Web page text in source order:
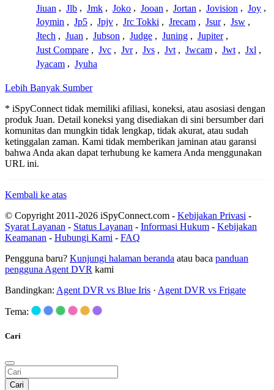
Jiuan , Jlb , Jmk , Joko , Jooan , Jortan , Jovision , Joy ,
Joymin , Jp5 , Jpjv , Jrc Tokki , Jrecam , Jsur , Jsw ,
Jtech , Juan , Jubson , Judge , Juning , Jupiter ,
Just Compare , Jvc , Jvr , Jvs , Jvt , Jwcam , Jwt , Jxl ,
Jyacam , Jyuha
Lebih Banyak Sumber
* iSpyConnect tidak memiliki afiliasi, koneksi, atau asosiasi dengan
produk Juan. Detail koneksi yang disediakan di sini bersumber dari
komunitas dan mungkin tidak lengkap, tidak akurat, atau sudah
ketinggalan zaman. Kami tidak memberikan jaminan atau garansi
bahwa Anda akan dapat terhubung ke kamera Anda menggunakan
URL ini.
Kembali ke atas
© Copyright 2011-2026 iSpyConnect.com - Kebijakan Privasi -
Syarat Layanan - Status Layanan - Informasi Hukum - Kebijakan
Keamanan - Hubungi Kami - FAQ
Pengguna baru? Kunjungi halaman beranda atau baca panduan
pengguna Agent DVR kami
Bandingkan: Agent DVR vs Blue Iris · Agent DVR vs Frigate
Tema:
Cari
Cari